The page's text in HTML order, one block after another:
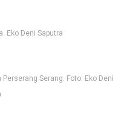
Eko Deni Saputra
Serang. Foto: Eko Deni